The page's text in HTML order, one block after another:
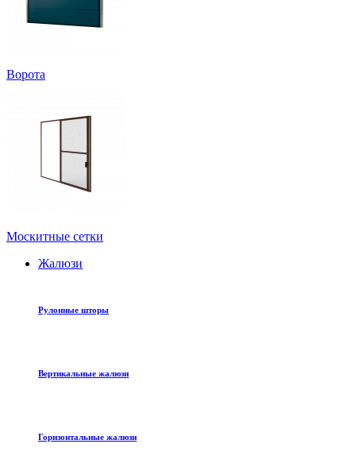
Ворота
Москитные сетки
Жалюзи
Рулонные шторы
Вертикальные жалюзи
Горизонтальные жалюзи